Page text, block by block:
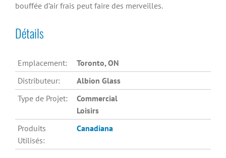
bouffée d’air frais peut faire des merveilles.
Détails
Emplacement:
Toronto, ON
Distributeur:
Albion Glass
Type de Projet:
Commercial
Loisirs
Produits
Utilisés:
Canadiana